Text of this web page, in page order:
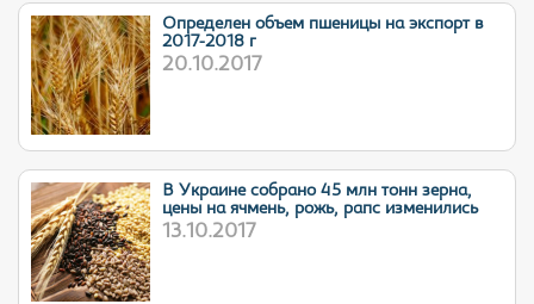
Определен объем пшеницы на экспорт в
2017-2018 г
20.10.2017
В Украине собрано 45 млн тонн зерна,
цены на ячмень, рожь, рапс изменились
13.10.2017